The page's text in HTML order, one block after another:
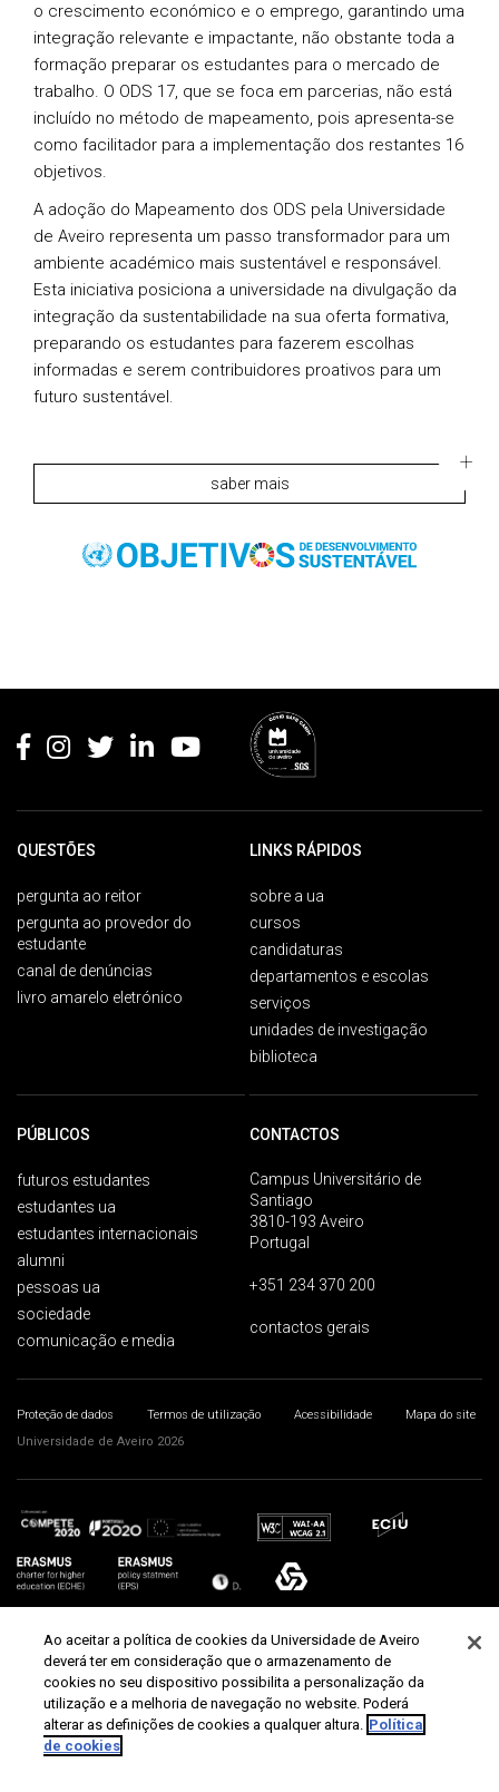
o crescimento económico e o emprego, garantindo uma
integração relevante e impactante, não obstante toda a
formação preparar os estudantes para o mercado de
trabalho. O ODS 17, que se foca em parcerias, não está
incluído no método de mapeamento, pois apresenta-se
como facilitador para a implementação dos restantes 16
objetivos.
A adoção do Mapeamento dos ODS pela Universidade
de Aveiro representa um passo transformador para um
ambiente académico mais sustentável e responsável.
Esta iniciativa posiciona a universidade na divulgação da
integração da sustentabilidade na sua oferta formativa,
preparando os estudantes para fazerem escolhas
informadas e serem contribuidores proativos para um
futuro sustentável.
saber mais
QUESTÕES
pergunta ao reitor
pergunta ao provedor do
estudante
canal de denúncias
livro amarelo eletrónico
LINKS RÁPIDOS
sobre a ua
cursos
candidaturas
departamentos e escolas
serviços
unidades de investigação
biblioteca
PÚBLICOS
futuros estudantes
estudantes ua
estudantes internacionais
alumni
pessoas ua
sociedade
comunicação e media
CONTACTOS
Campus Universitário de
Santiago
3810-193 Aveiro
Portugal
+351 234 370 200
contactos gerais
Proteção de dados Termos de utilização Acessibilidade
Mapa do site
Universidade de Aveiro 2026
Ao aceitar a política de cookies da Universidade de Aveiro
deverá ter em consideração que o armazenamento de
cookies no seu dispositivo possibilita a personalização da
utilização e a melhoria de navegação no website. Poderá
alterar as definições de cookies a qualquer altura. Política
de cookies